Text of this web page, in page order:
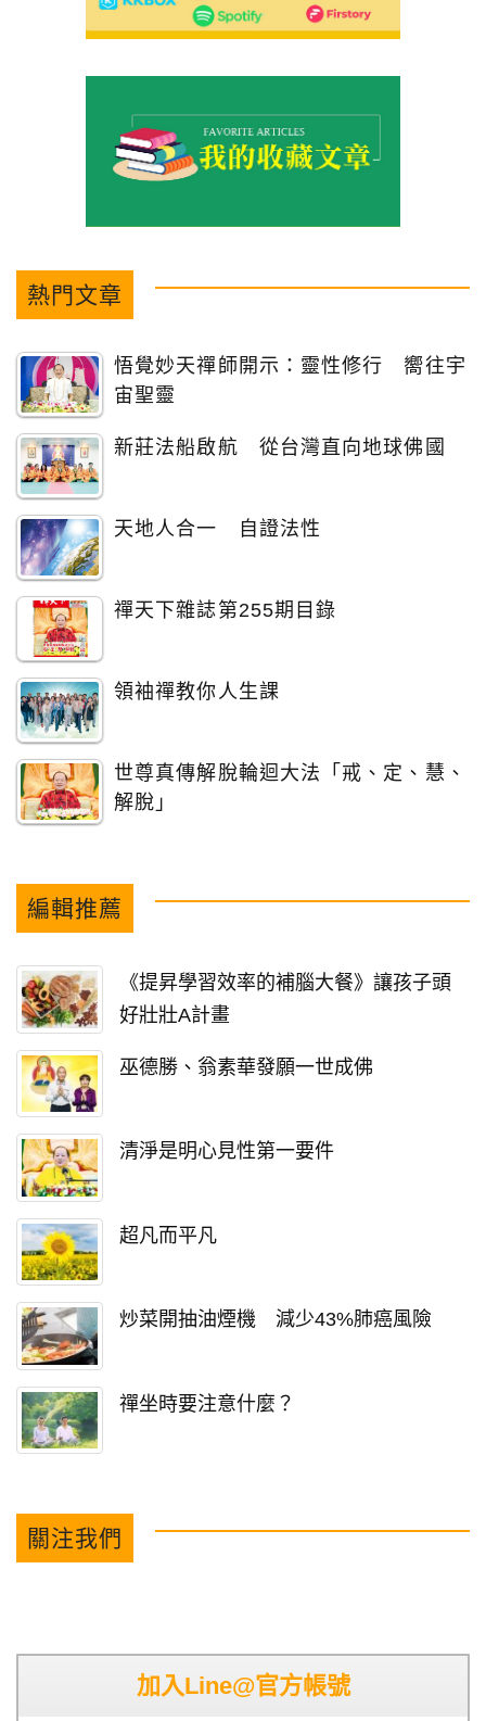
熱門文章
悟覺妙天禪師開示：靈性修行 嚮往宇
宙聖靈
新莊法船啟航 從台灣直向地球佛國
天地人合一 自證法性
禪天下雜誌第255期目錄
領袖禪教你人生課
世尊真傳解脫輪迴大法「戒、定、慧、
解脫」
編輯推薦
《提昇學習效率的補腦大餐》讓孩子頭
好壯壯A計畫
巫德勝、翁素華發願一世成佛
清淨是明心見性第一要件
超凡而平凡
炒菜開抽油煙機 減少43%肺癌風險
禪坐時要注意什麼？
關注我們
加入Line@官方帳號